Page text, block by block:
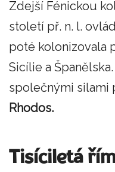
Zdejší Fénickou
století př. n. l.
poté kolonizovala
Sicílie a
společnými silami
Rhodos.
Tisíciletá